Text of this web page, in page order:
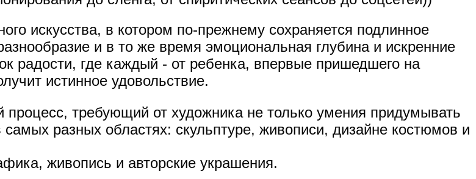
искусства, в котором по-прежнему сохраняется подлинное
и в то же время эмоциональная глубина и искренние
радости, где каждый - от ребенка, впервые пришедшего на
истинное удовольствие.
требующий от художника не только умения придумывать
разных областях: скульптуре, живописи, дизайне костюмов и
живопись и авторские украшения.